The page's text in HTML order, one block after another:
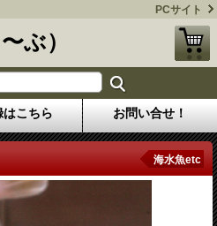
PCサイト
ぶ）
こちら お問い合せ！
海水魚etc